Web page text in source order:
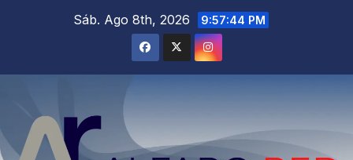
Sáb. Ago 8th, 2026 9:57:45 PM